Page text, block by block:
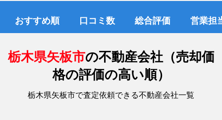
おすすめ順 口コミ数 総合評価 営業担
栃木県矢板市の不動産会社（売却価
格の評価の高い順）
栃木県矢板市で査定依頼できる不動産会社一覧